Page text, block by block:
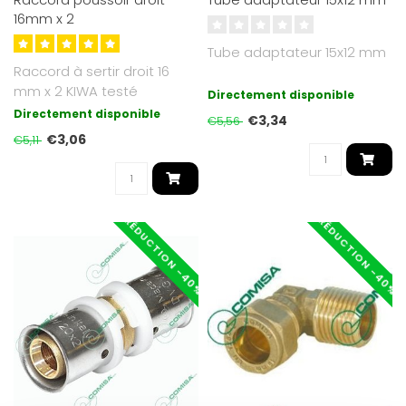
16mm x 2
Raccord à sertir droit 16
mm x 2 KIWA testé
Directement disponible
€5,11 €3,06
Tube adaptateur 15x12 mm
Directement disponible
€5,56 €3,34
RÉDUCTION -40% RÉDUCTION -40%